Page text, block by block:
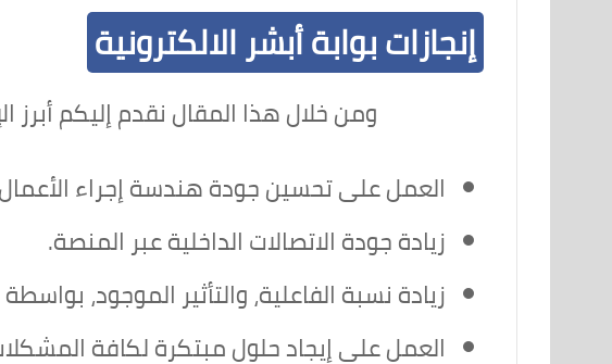
إنجازات بوابة أبشر الالكترونية
ومن خلال هذا المقال نقدم إليكم أبرز
العمل على تحسين جودة هندسة إجراء
زيادة جودة الاتصالات الداخلية عبر المنصة.
زيادة نسبة الفاعلية، والتأثير الموجود،
العمل على إيجاد حلول مبتكرة لكافة